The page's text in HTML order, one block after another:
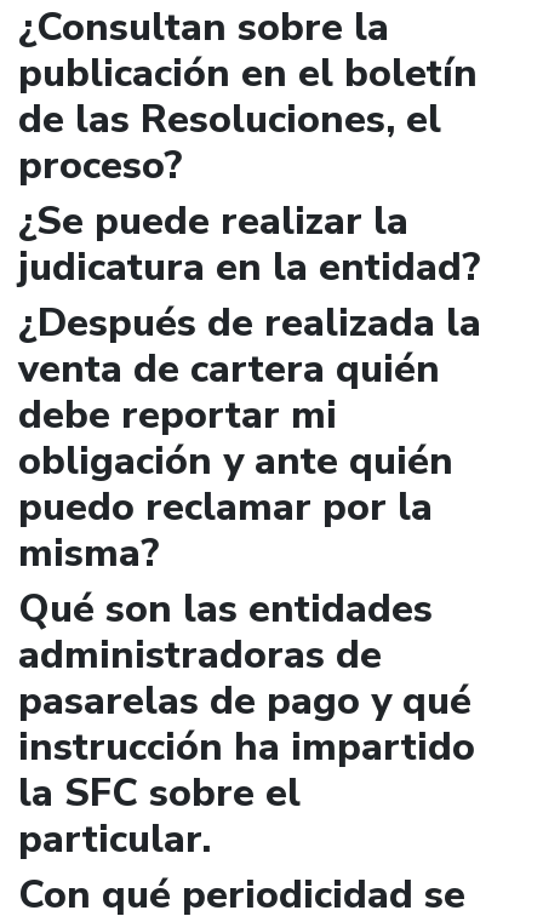
¿Consultan sobre la
publicación en el boletín
de las Resoluciones, el
proceso?
¿Se puede realizar la
judicatura en la entidad?
¿Después de realizada la
venta de cartera quién
debe reportar mi
obligación y ante quién
puedo reclamar por la
misma?
Qué son las entidades
administradoras de
pasarelas de pago y qué
instrucción ha impartido
la SFC sobre el
particular.
Con qué periodicidad se